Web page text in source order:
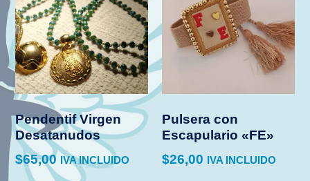
Pendentif Virgen
Desatanudos
$65,00 IVA INCLUIDO
Pulsera con
Escapulario «FE»
$26,00 IVA INCLUIDO